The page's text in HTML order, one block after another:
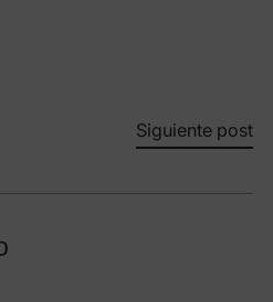
Siguiente post